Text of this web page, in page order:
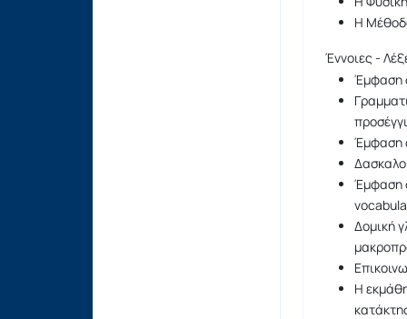
Η
Έννοιες -
Έμφαση
Έμφαση
Έμφαση
Δομική
Η